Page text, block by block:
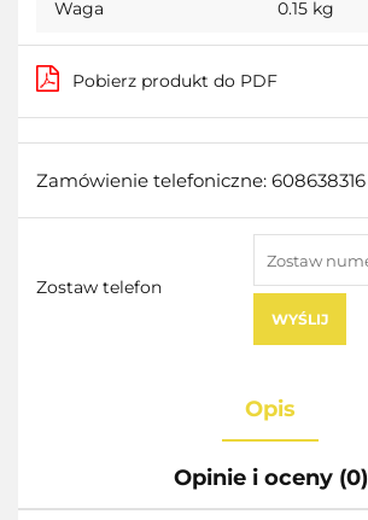
Waga 0.15 kg
Pobierz produkt do PDF
Zamówienie telefoniczne: 608638316
Zostaw telefon
WYŚLIJ
Opis
Opinie i oceny (0)